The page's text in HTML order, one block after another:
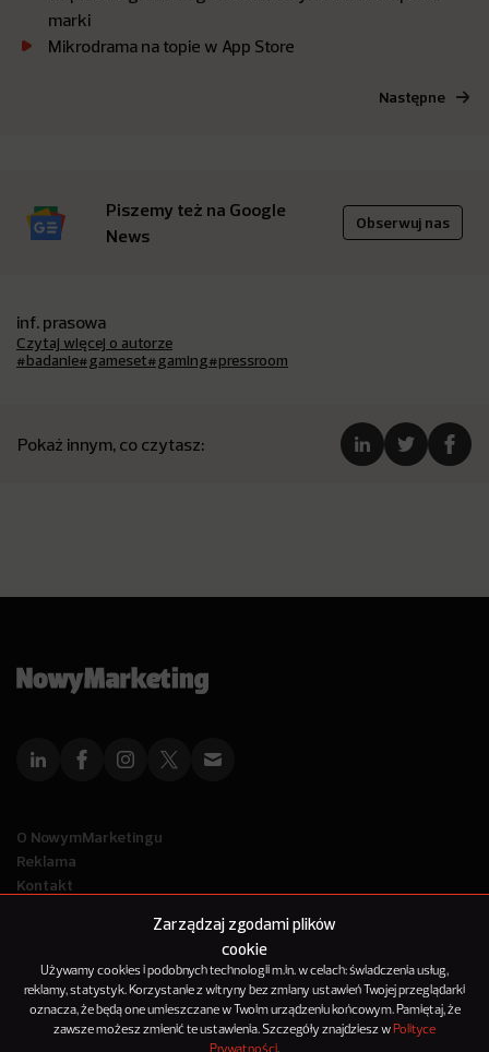
Zarządzaj zgodami plików
cookie
Używamy cookies i podobnych technologii m.in. w celach: świadczenia usług,
reklamy, statystyk. Korzystanie z witryny bez zmiany ustawień Twojej przeglądarki
oznacza, że będą one umieszczane w Twoim urządzeniu końcowym. Pamiętaj, że
zawsze możesz zmienić te ustawienia. Szczegóły znajdziesz w Polityce
Prywatności .
marki
Mikrodrama na topie w App Store
Następne
Piszemy też na Google
News
Obserwuj nas
inf. prasowa
Czytaj więcej o autorze
#badanie#gameset#gaming#pressroom
Pokaż innym, co czytasz:
O NowymMarketingu
Reklama
Kontakt
© 2012-2025